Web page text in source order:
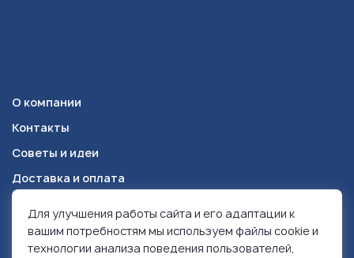
О компании
Контакты
Советы и идеи
Доставка и оплата
Красноярск +7 (391) 278-49-84
Для улучшения работы сайта и его адаптации к
вашим потребностям мы используем файлы cookie и
технологии анализа поведения пользователей,